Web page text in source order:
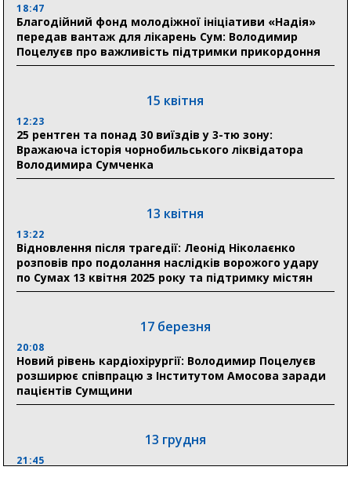
17:52
«Укрексімбанк» припиняє виплату пенсій: у
Пенсійному фонді Сумщини пояснили, що робити
людям
відзнаки «Почесного громадянина міста Суми»
30 липня
Сумська клінічна лікарня Святого Пантелеймона
18:33
Олексій Романько долучився до обговорення Плану
стійкості Сумщини з Прем’єр-міністром
Місто посилює міжнародну співпрацю: Суми
отримали 12 потужних станцій для Пунктів обігріву
18:47
Благодійний фонд молодіжної ініціативи «Надія»
передав вантаж для лікарень Сум: Володимир
Поцелуєв про важливість підтримки прикордоння
15 квітня
12:23
25 рентген та понад 30 виїздів у 3-тю зону:
Вражаюча історія чорнобильського ліквідатора
Володимира Сумченка
13 квітня
13:22
Відновлення після трагедії: Леонід Ніколаєнко
розповів про подолання наслідків ворожого удару
по Сумах 13 квітня 2025 року та підтримку містян
17 березня
20:08
Новий рівень кардіохірургії: Володимир Поцелуєв
розширює співпрацю з Інститутом Амосова заради
пацієнтів Сумщини
13 грудня
21:45